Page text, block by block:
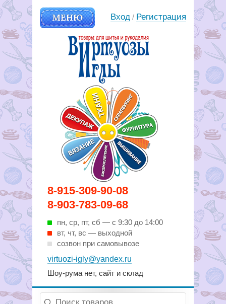
8-915-309-90-08
8-903-783-09-68
пн, ср, пт, cб — с 9:30 до 14:00
вт, чт, вс — выходной
созвон при самовывозе
virtuozi-igly@yandex.ru
Шоу-рума нет, сайт и склад
МЕНЮ
Вирутозы иглы. Товары для
шитья и рукоделья
Вход / Регистрация